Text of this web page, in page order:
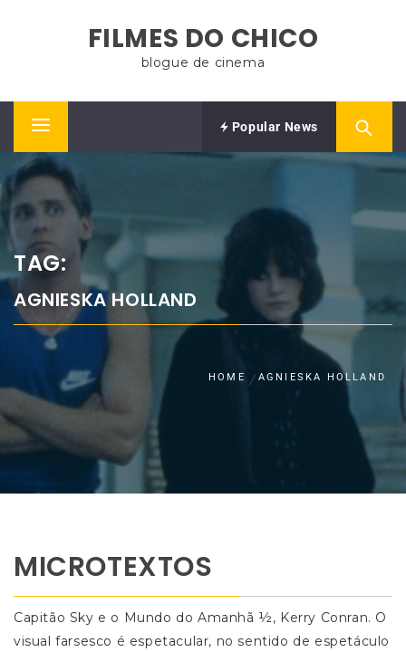
FILMES DO CHICO
blogue de cinema
Primary
Menu
Popular News
TAG:
AGNIESKA HOLLAND
HOME AGNIESKA HOLLAND
MICROTEXTOS
Capitão Sky e o Mundo do Amanhã ½, Kerry Conran. O
visual farsesco é espetacular, no sentido de espetáculo